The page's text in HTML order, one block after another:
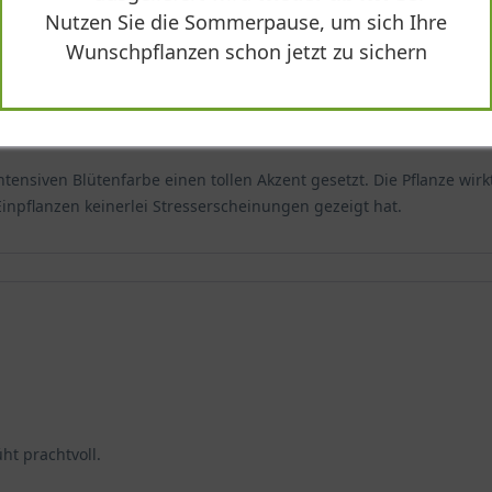
'Violette Funken'?
winterhart und kann Temperaturen von bis zu -18 Grad
werden. Im Winter kann eine leichte Abdeckung mit Reisig
Wahl für Gärten und Landschaftsbau-Projekte. Die
Hybride 'Violette Funken' zurückschneiden?
der Regel keinen regelmäßigen Rückschnitt. Wenn jedoch eine
nach der Blüte erfolgen. Es ist wichtig, dass Sie nur die
Sie dafür eine saubere und scharfe Gartenschere und
Blütenfarbe einen tollen Akzent gesetzt. Die Pflanze
keinerlei Stresserscheinungen gezeigt hat.
prachtvoll.
Nutzen Sie die Sommerpause, um sich Ihre
Wunschpflanzen schon jetzt zu sichern